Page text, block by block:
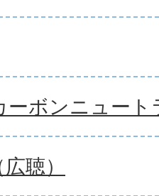
ーボンニュート
聴）